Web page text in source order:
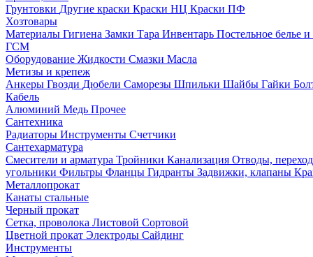
Грунтовки Другие краски Краски НЦ Краски ПФ
Хозтовары
Материалы Гигиена Замки Тара Инвентарь Постельное белье
ГСМ
Оборудование Жидкости Смазки Масла
Метизы и крепеж
Анкеры Гвозди Дюбели Саморезы Шпильки Шайбы Гайки
Кабель
Алюминий Медь Прочее
Сантехника
Радиаторы Инструменты Счетчики
Сантехарматура
Смесители и арматура Тройники Канализация Отводы,
угольники Фильтры Фланцы Гидранты Задвижки, клапаны
Металлопрокат
Канаты стальные
Черный прокат
Сетка, проволока Листовой Сортовой
Цветной прокат Электроды Сайдинг
Инструменты